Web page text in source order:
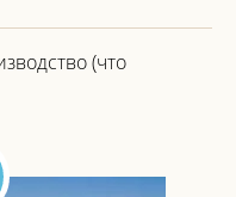
(что